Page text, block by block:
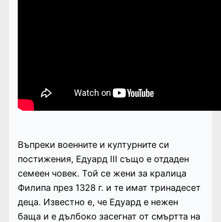
Въпреки военните и културните си
постижения, Едуард III също е отдаден
семеен човек. Той се жени за кралица
Филипа през 1328 г. и те имат тринадесет
деца. Известно е, че Едуард е нежен
баща и е дълбоко засегнат от смъртта на